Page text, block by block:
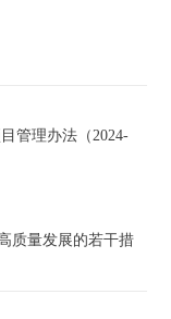
管理办法（2024-
质量发展的若干措